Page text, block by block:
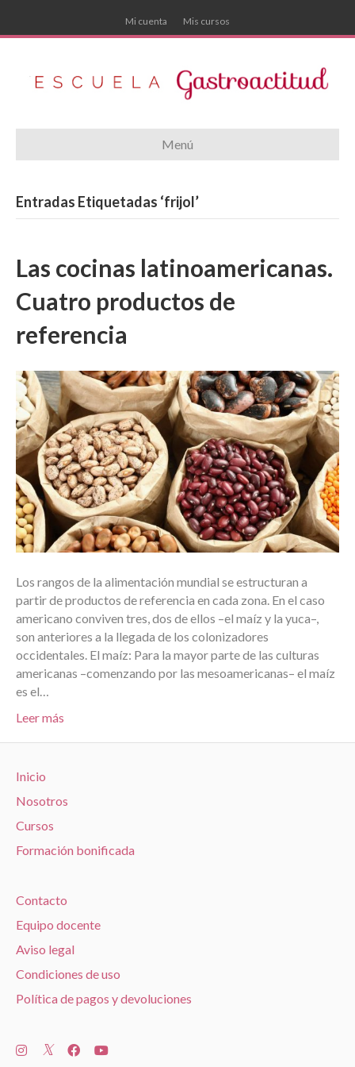
Mi cuenta Mis cursos
Menú
Entradas Etiquetadas ‘frijol’
Las cocinas latinoamericanas.
Cuatro productos de
referencia
Los rangos de la alimentación mundial se estructuran a
partir de productos de referencia en cada zona. En el caso
americano conviven tres, dos de ellos –el maíz y la yuca–,
son anteriores a la llegada de los colonizadores
occidentales. El maíz: Para la mayor parte de las culturas
americanas –comenzando por las mesoamericanas– el maíz
es el…
Leer más
Inicio
Nosotros
Cursos
Formación bonificada
Contacto
Equipo docente
Aviso legal
Condiciones de uso
Política de pagos y devoluciones